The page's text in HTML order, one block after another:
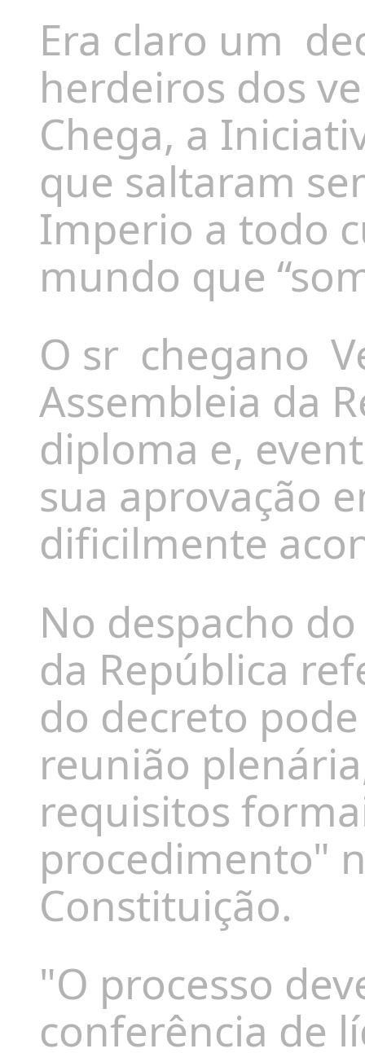
Era claro um
herdeiros dos
Chega, a
que saltaram
Imperio a todo
mundo que
O sr chegano
Assembleia da
diploma e,
sua aprovação
dificilmente
No despacho
da República
do decreto
reunião
requisitos
procedimento"
Constituição.
"O processo
conferência de